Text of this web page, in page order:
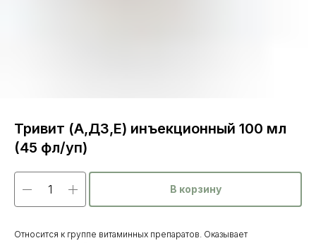
Тривит (А,Д3,Е) инъекционный 100 мл
(45 фл/уп)
В корзину
Относится к группе витаминных препаратов. Оказывает